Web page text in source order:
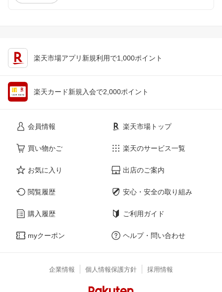
楽天市場アプリ新規利用で1,000ポイント
楽天カード新規入会で2,000ポイント
会員情報
買い物かご
お気に入り
閲覧履歴
購入履歴
myクーポン
楽天市場トップ
楽天のサービス一覧
出店のご案内
安心・安全の取り組み
ご利用ガイド
ヘルプ・問い合わせ
企業情報 個人情報保護方針 採用情報